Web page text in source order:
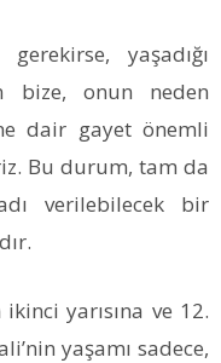
yaşadığı
bize, onun neden
dair gayet önemli
Bu durum, tam da
verilebilecek bir
yarısına ve 12.
yaşamı sadece,